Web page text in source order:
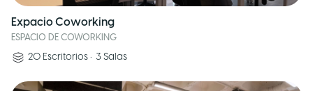
Expacio Coworking
ESPACIO DE COWORKING
20 Escritorios • 3 Salas